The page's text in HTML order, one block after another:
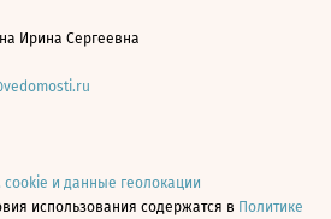
Ирина Сергеевна
cookie и данные геолокации
использования содержатся в Политике